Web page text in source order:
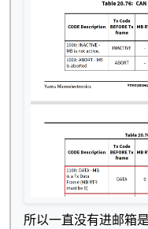
所以一直没有进邮箱